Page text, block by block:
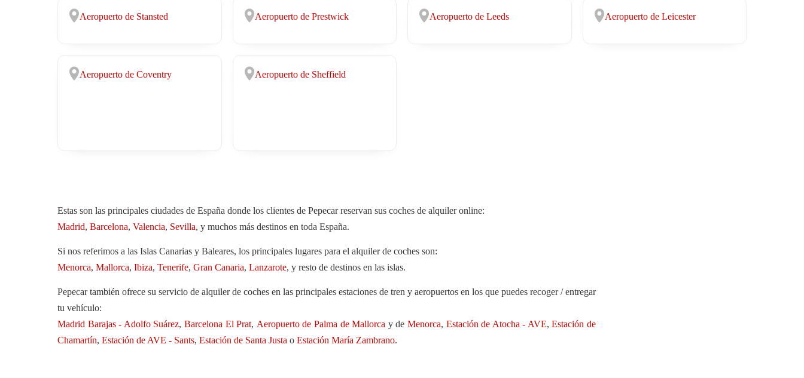
Aeropuerto de Stansted Aeropuerto de Prestwick Aeropuerto de Leeds Aeropuerto de Leicester
Aeropuerto de Coventry Aeropuerto de Sheffield
Estas son las principales ciudades de España donde los clientes de Pepecar reservan sus coches de alquiler online:
Madrid, Barcelona, Valencia, Sevilla, y muchos más destinos en toda España.
Si nos referimos a las Islas Canarias y Baleares, los principales lugares para el alquiler de coches son:
Menorca, Mallorca, Ibiza, Tenerife, Gran Canaria, Lanzarote, y resto de destinos en las islas.
Pepecar también ofrece su servicio de alquiler de coches en las principales estaciones de tren y aeropuertos en los que puedes recoger / entregar
tu vehículo:
Madrid Barajas - Adolfo Suárez, Barcelona El Prat, Aeropuerto de Palma de Mallorca y de Menorca, Estación de Atocha - AVE,Estación de
Chamartín, Estación de AVE - Sants, Estación de Santa Justa o Estación María Zambrano.